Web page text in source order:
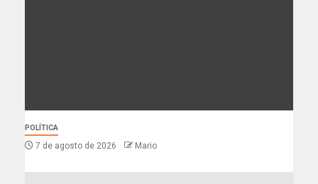
POLÍTICA
7 de agosto de 2026 Mario